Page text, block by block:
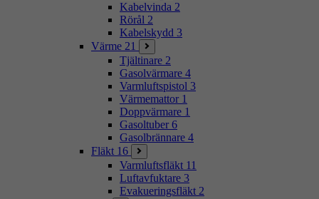
Kabelvinda 2
Rörål 2
Kabelskydd 3
Värme 21
Tjältinare 2
Gasolvärmare 4
Varmluftspistol 3
Värmemattor 1
Doppvärmare 1
Gasoltuber 6
Gasolbrännare 4
Fläkt 16
Varmluftsfläkt 11
Luftavfuktare 3
Evakueringsfläkt 2